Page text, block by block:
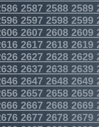
2587 25882589
259725982599
260726082609
2617 26182619
2627 26282629
2637 26382639
2647 26482649
2657 26582659
2667 26682669
2677 26782679